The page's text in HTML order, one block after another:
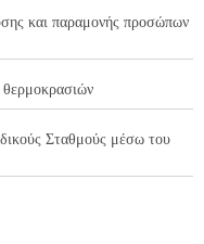
και παραμονής προσώπων
Σταθμούς μέσω του